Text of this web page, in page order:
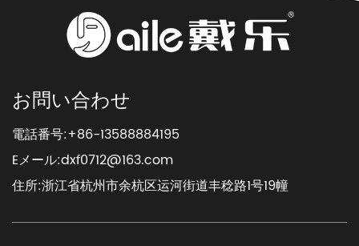
お問い合わせ
電話番号:+86-13588884195
Eメール:dxf0712@163.com
住所:浙江省杭州市余杭区运河街道丰稔路1号19幢